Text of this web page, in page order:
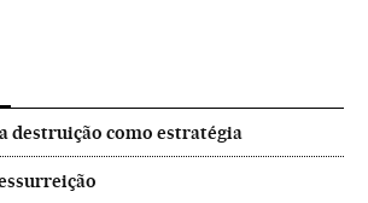
destruição como estratégia